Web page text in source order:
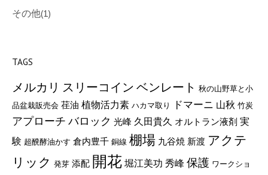
その他(1)
TAGS
メルカリ スリーコイン ベンレート 秋の山野草と小
品盆栽販売会 荏油 植物活力素 ハカマ取り ドマーニ 山秋 竹炭
アプローチ バロック 光峰 久田貴久 オルトラン液剤 実
験 超醗酵油かす 倉内豊千 銅線 棚場 九谷焼 新渡 アクテ
リック 発芽 添配 開花 堀江美功 秀峰 保護 ワークショ